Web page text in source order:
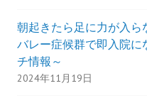
朝起きたら足に力が入ら
バレー症候群で即入院
チ情報～
2024年11月19日